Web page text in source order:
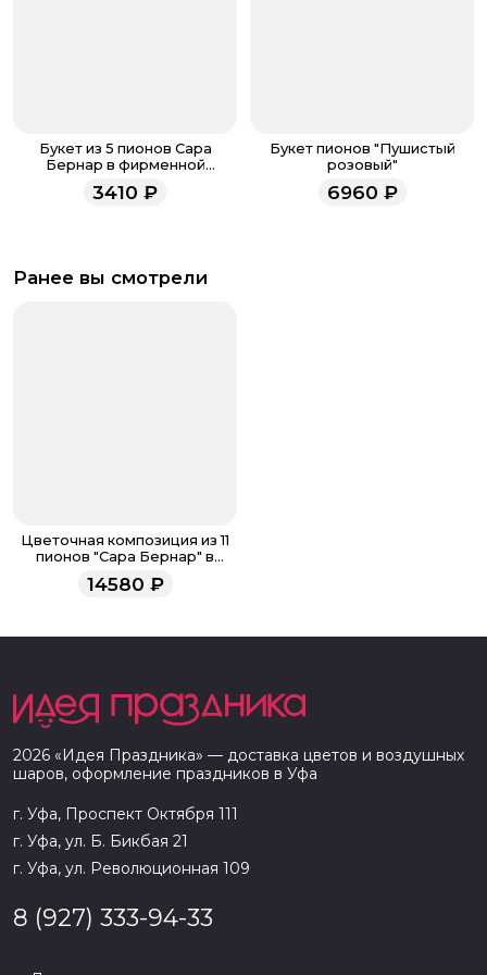
Букет из 5 пионов Сара
Бернар в фирменной
упаковке
3410 ₽
Букет пионов "Пушистый
розовый"
6960 ₽
Ранее вы смотрели
Цветочная композиция из 11
пионов "Сара Бернар" в
шляпной коробке
14580 ₽
2026 «Идея Праздника» — доставка цветов и воздушных
шаров, оформление праздников в Уфа
г. Уфа, Проспект Октября 111
г. Уфа, ул. Б. Бикбая 21
г. Уфа, ул. Революционная 109
8 (927) 333-94-33